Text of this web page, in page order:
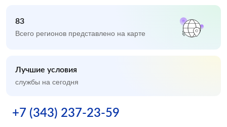
83
Всего регионов представлено на карте
Лучшие условия
службы на сегодня
+7 (343) 237-23-59